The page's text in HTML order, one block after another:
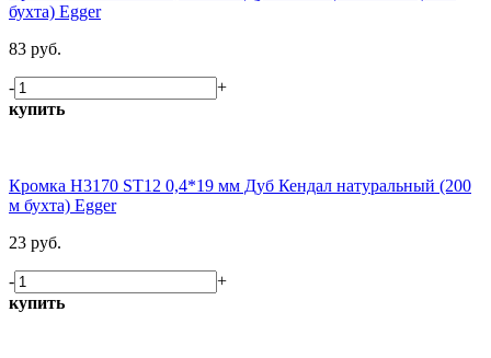
бухта) Egger
83 руб.
-
+
купить
Кромка H3170 ST12 0,4*19 мм Дуб Кендал натуральный (200
м бухта) Egger
23 руб.
-
+
купить